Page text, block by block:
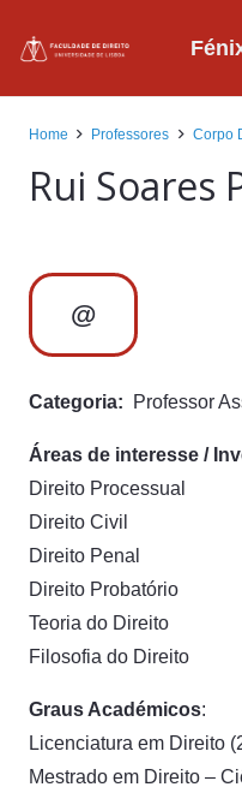
Home Professores Corpo
Rui Soares
@
Categoria: Professor
Áreas de interesse /
Direito Processual
Direito Civil
Direito Penal
Direito Probatório
Teoria do Direito
Filosofia do Direito
Graus Académicos:
Licenciatura em Direito
Mestrado em Direito –